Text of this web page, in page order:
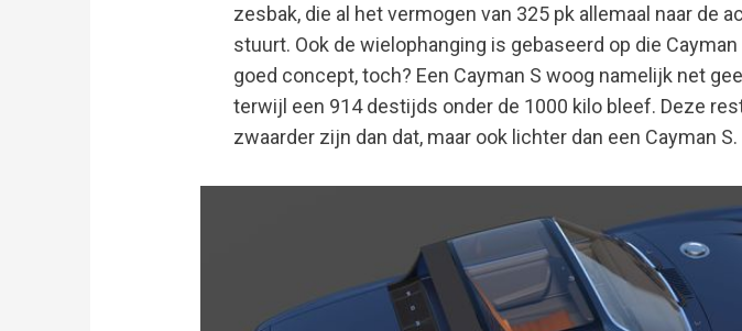
zesbak, die al het vermogen van 325 pk allemaal naar de
stuurt. Ook de wielophanging is gebaseerd op die Cayman
goed concept, toch? Een Cayman S woog namelijk net
terwijl een 914 destijds onder de 1000 kilo bleef. Deze
zwaarder zijn dan dat, maar ook lichter dan een Cayman S.